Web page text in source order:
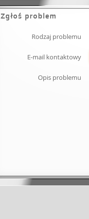
Zgłoś problem
Rodzaj problemu
E-mail kontaktowy
Opis problemu